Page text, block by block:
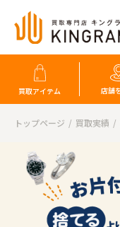
買取アイテム 店舗
トップページ 買取実績